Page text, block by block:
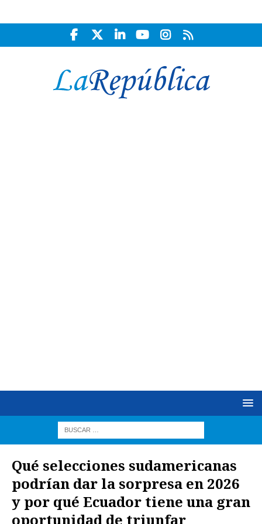
Qué selecciones sudamericanas
podrían dar la sorpresa en 2026
y por qué Ecuador tiene una gran
oportunidad de triunfar